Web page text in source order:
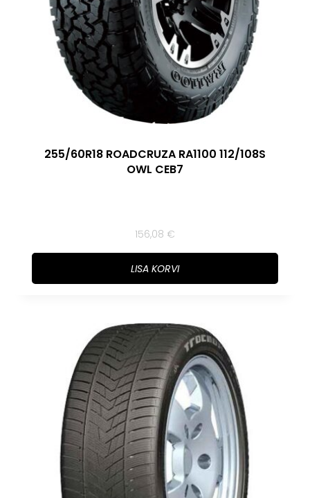
255/60R18 ROADCRUZA RA1100 112/108S
OWL CEB7
156,08 €
LISA KORVI